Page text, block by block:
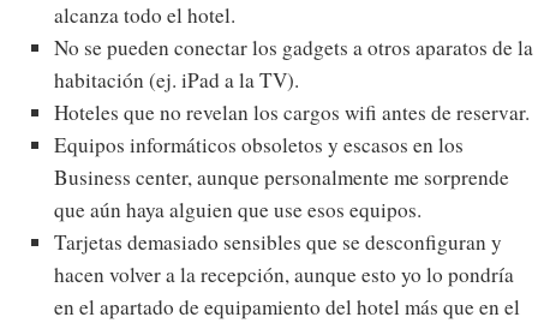
alcanza todo el hotel.
No se pueden conectar los gadgets a otros aparatos de la
habitación (ej. iPad a la TV).
Hoteles que no revelan los cargos wifi antes de reservar.
Equipos informáticos obsoletos y escasos en los
Business center, aunque personalmente me sorprende
que aún haya alguien que use esos equipos.
Tarjetas demasiado sensibles que se desconfiguran y
hacen volver a la recepción, aunque esto yo lo pondría
en el apartado de equipamiento del hotel más que en el